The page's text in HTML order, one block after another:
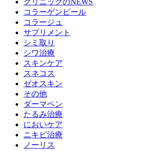
クリニックのNEWS
コラーゲンピール
コラージュ
サプリメント
シミ取り
シワ治療
スキンケア
スネコス
ゼオスキン
その他
ダーマペン
たるみ治療
においケア
ニキビ治療
ノーリス